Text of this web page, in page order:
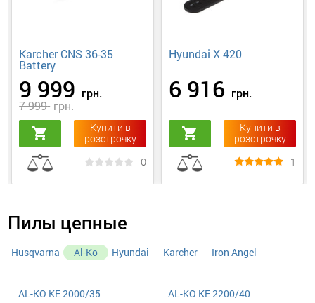
Karcher CNS 36-35
Battery
9 999 грн.
7 999 грн.
shopping_cart
Купити в
розстрочку
0
Hyundai X 420
6 916 грн.
shopping_cart
Купити в
розстрочку
1
Пилы цепные
Husqvarna Al-Ko Hyundai Karcher Iron Angel
AL-KO KE 2000/35
AL-KO KE 2200/40